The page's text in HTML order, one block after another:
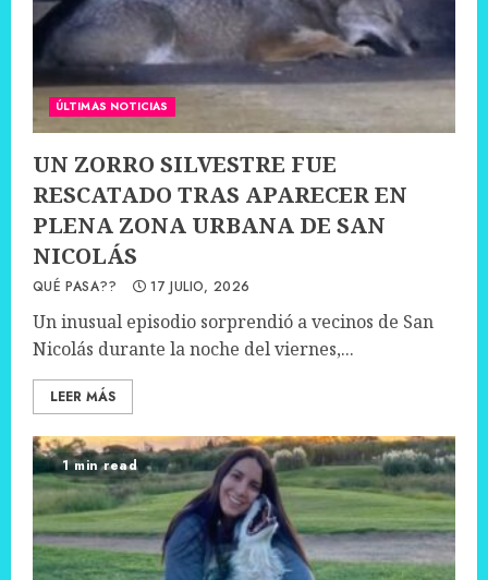
ÚLTIMAS NOTICIAS
UN ZORRO SILVESTRE FUE
RESCATADO TRAS APARECER EN
PLENA ZONA URBANA DE SAN
NICOLÁS
QUÉ PASA?? 17 JULIO, 2026
Un inusual episodio sorprendió a vecinos de San
Nicolás durante la noche del viernes,...
LEER MÁS
1 min read